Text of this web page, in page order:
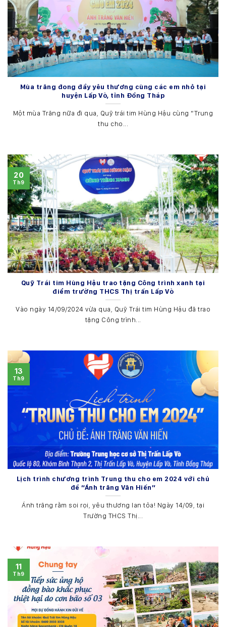
Mùa trăng đong đầy yêu thương cùng các em nhỏ tại
huyện Lấp Vò, tỉnh Đồng Tháp
Một mùa Trăng nữa đi qua, Quỹ trái tim Hùng Hậu cùng “Trung
thu cho...
Quỹ Trái tim Hùng Hậu trao tặng Công trình xanh tại
điểm trường THCS Thị trấn Lấp Vò
Vào ngày 14/09/2024 vừa qua, Quỹ Trái tim Hùng Hậu đã trao
tặng Công trình...
20
Th9
Lịch trình chương trình Trung thu cho em 2024 với chủ
đề “Ánh trăng Văn Hiến”
Ánh trăng rằm soi rọi, yêu thương lan tỏa! Ngày 14/09, tại
Trường THCS Thị...
13
Th9
11
Th9